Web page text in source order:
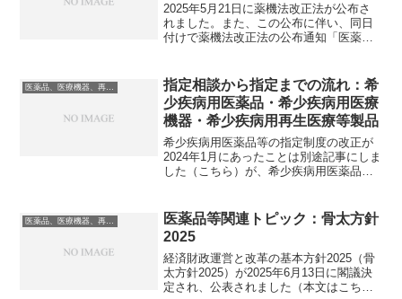
2025年5月21日に薬機法改正法が公布さ
れました。また、この公布に伴い、同日
付けで薬機法改正法の公布通知「医薬
する法律の公布について」も発出されま
した。改正内容の概要...
指定相談から指定までの流れ：希
少疾病用医薬品・希少疾病用医療
機器・希少疾病用再生医療等製品
希少疾病用医薬品等の指定制度の改正が
2024年1月にあったことは別途記事にしま
した（こちら）が、希少疾病用医薬品・
は、厚労省が窓口になります。通常の医
薬品等の開発に関する...
医薬品、医療機器、再生医療等製品
医薬品等関連トピック：骨太方針
2025
経済財政運営と改革の基本方針2025（骨
太方針2025）が2025年6月13日に閣議決
定され、公表されました（本文はこち